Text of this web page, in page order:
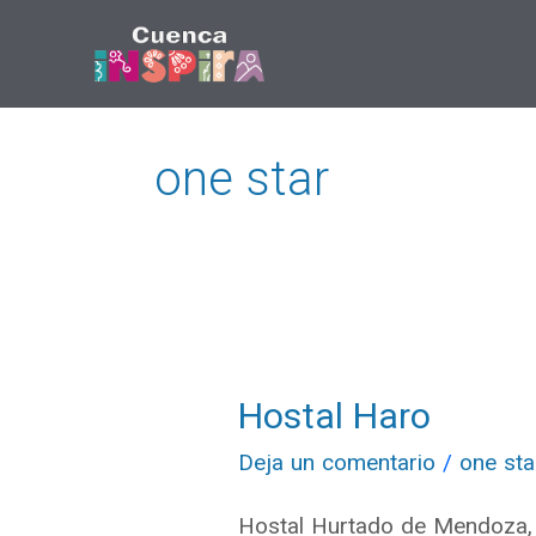
one star
Hostal Haro
Deja un comentario / one
Hostal Hurtado de
Hostal
Haro